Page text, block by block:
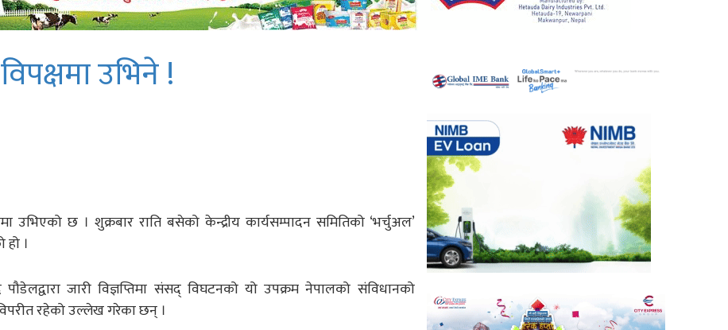
उभिने !
उभिएको छ । शुक्रबार राति बसेको केन्द्रीय कार्यसम्पादन समितिको ‘भर्चुअल’
।
जारी विज्ञप्तिमा संसद् विघटनको यो उपक्रम नेपालको संविधानको
रहेको उल्लेख गरेका छन् ।